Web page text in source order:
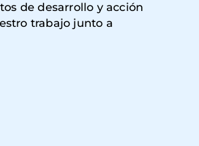
de desarrollo y acción
trabajo junto a